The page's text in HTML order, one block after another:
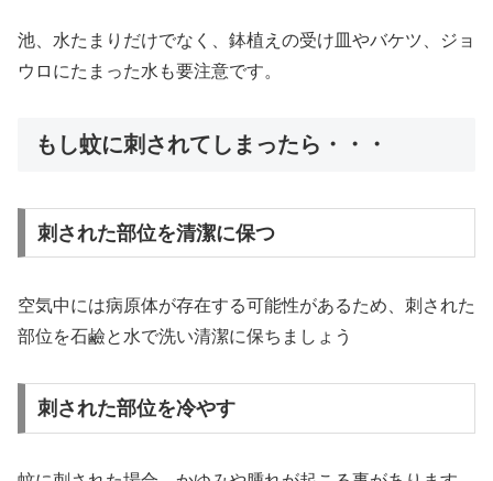
池、水たまりだけでなく、鉢植えの受け皿やバケツ、ジョ
ウロにたまった水も要注意です。
もし蚊に刺されてしまったら・・・
刺された部位を清潔に保つ
空気中には病原体が存在する可能性があるため、刺された
部位を石鹼と水で洗い清潔に保ちましょう
刺された部位を冷やす